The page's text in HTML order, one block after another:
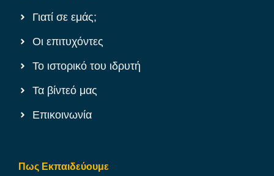
Γιατί σε εμάς;
Οι επιτυχόντες
Το ιστορικό του ιδρυτή
Τα βίντεό μας
Επικοινωνία
Πως Εκπαιδεύουμε